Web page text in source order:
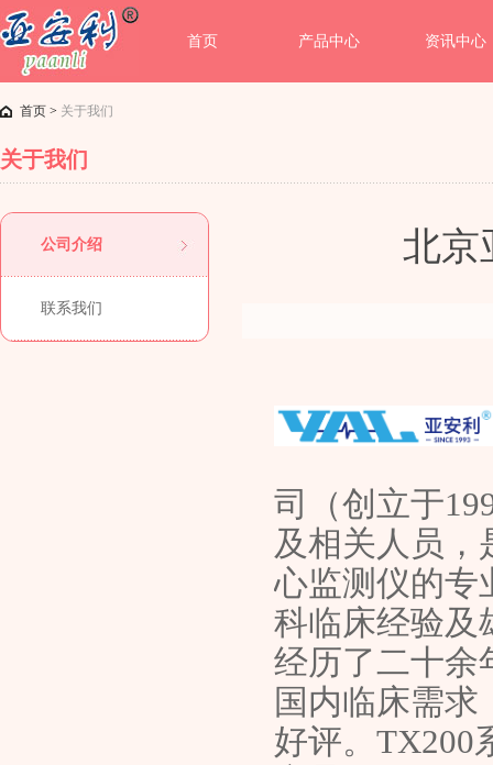
首页 产品中心 资讯中心
首页 > 关于我们
关于我们
公司介绍
联系我们
北京
司（创立于
及相关人员，
心监测仪的专
科临床经验及
经历了二十余
国内临床需
好评。TX200